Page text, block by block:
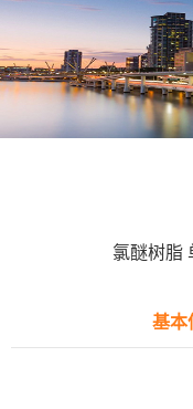
氯醚树脂
基本